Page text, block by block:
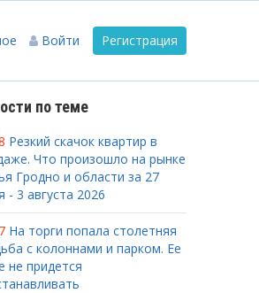
Регистрация
Войти
по теме
Резкий скачок квартир в
Что произошло на рынке
Гродно и области за 27
- 3 августа 2026
На торги попала столетняя
с колоннами и парком. Ее
не придется